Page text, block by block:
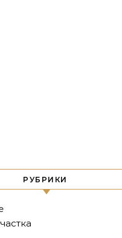
РУБРИКИ